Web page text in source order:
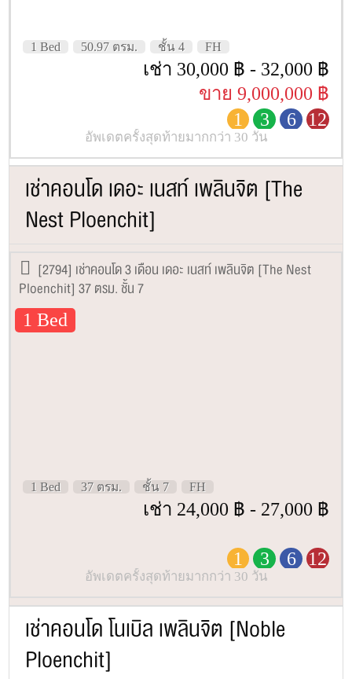
1 Bed 50.97 ตรม. ชั้น 4 FH
เช่า 30,000 ฿ - 32,000 ฿
ขาย 9,000,000 ฿
1
3 6 12
อัพเดตครั้งสุดท้ายมากกว่า 30 วัน
เช่าคอนโด เดอะ เนสท์ เพลินจิต [The
Nest Ploenchit]
[2794] เช่าคอนโด 3 เดือน เดอะ เนสท์ เพลินจิต [The Nest
Ploenchit] 37 ตรม. ชั้น 7
1 Bed
1 Bed 37 ตรม. ชั้น 7 FH
เช่า 24,000 ฿ - 27,000 ฿
1 3 6 12
อัพเดตครั้งสุดท้ายมากกว่า 30 วัน
เช่าคอนโด โนเบิล เพลินจิต [Noble
Ploenchit]